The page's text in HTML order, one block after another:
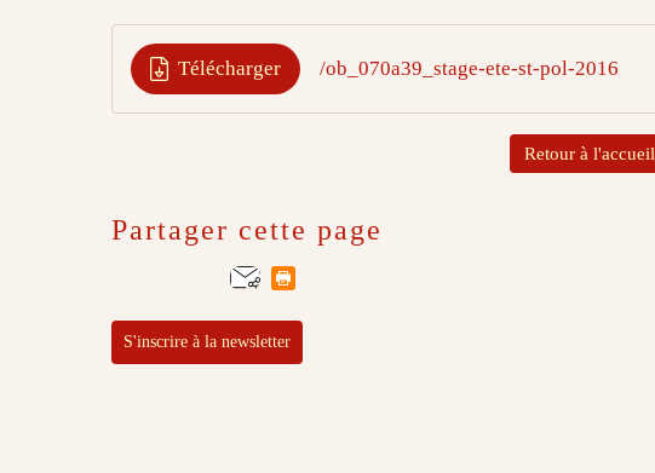
Télécharger /ob_070a39_stage-ete-st-pol-2016
Retour à l'accueil
Partager cette page
S'inscrire à la newsletter